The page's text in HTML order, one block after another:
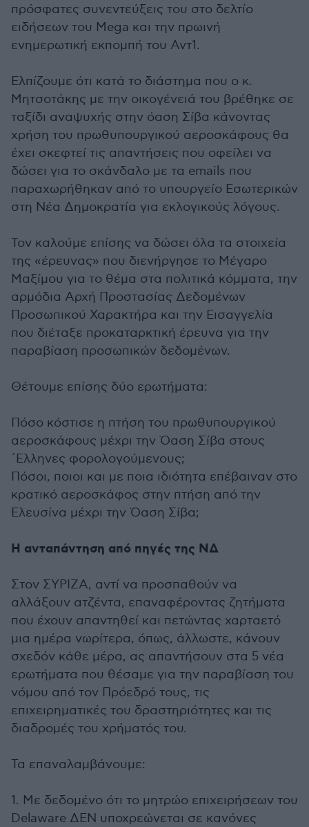
πρόσφατες συνεντεύξεις του στο δελτίο
ειδήσεων του Mega και την πρωινή
ενημερωτική εκπομπή του Αντ1.
Ελπίζουμε ότι κατά το διάστημα που ο κ.
Μητσοτάκης με την οικογένειά του βρέθηκε σε
ταξίδι αναψυχής στην όαση Σίβα κάνοντας
χρήση του πρωθυπουργικού αεροσκάφους θα
έχει σκεφτεί τις απαντήσεις που οφείλει να
δώσει για το σκάνδαλο με τα emails που
παραχωρήθηκαν από το υπουργείο Εσωτερικών
στη Νέα Δημοκρατία για εκλογικούς λόγους.
Τον καλούμε επίσης να δώσει όλα τα στοιχεία
της «έρευνας» που διενήργησε το Μέγαρο
Μαξίμου για το θέμα στα πολιτικά κόμματα, την
αρμόδια Αρχή Προστασίας Δεδομένων
Προσωπικού Χαρακτήρα και την Εισαγγελία
που διέταξε προκαταρκτική έρευνα για την
παραβίαση προσωπικών δεδομένων.
Θέτουμε επίσης δύο ερωτήματα:
Πόσο κόστισε η πτήση του πρωθυπουργικού
αεροσκάφους μέχρι την Όαση Σίβα στους
΄Ελληνες φορολογούμενους;
Πόσοι, ποιοι και με ποια ιδιότητα επέβαιναν στο
κρατικό αεροσκάφος στην πτήση από την
Ελευσίνα μέχρι την Όαση Σίβα;
Η ανταπάντηση από πηγές της ΝΔ
Στον ΣΥΡΙΖΑ, αντί να προσπαθούν να
αλλάξουν ατζέντα, επαναφέροντας ζητήματα
που έχουν απαντηθεί και πετώντας χαρταετό
μια ημέρα νωρίτερα, όπως, άλλωστε, κάνουν
σχεδόν κάθε μέρα, ας απαντήσουν στα 5 νέα
ερωτήματα που θέσαμε για την παραβίαση του
νόμου από τον Πρόεδρό τους, τις
επιχειρηματικές του δραστηριότητες και τις
διαδρομές του χρήματός του.
Τα επαναλαμβάνουμε:
1. Με δεδομένο ότι το μητρώο επιχειρήσεων του
Delaware ΔΕΝ υποχρεώνεται σε κανόνες